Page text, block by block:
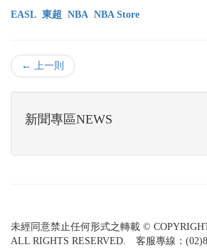
EASL 東超 NBA NBA Store
← 上一則
新聞專區NEWS
未經同意禁止任何形式之轉載 ©
ALL RIGHTS RESERVED. 客服專線：